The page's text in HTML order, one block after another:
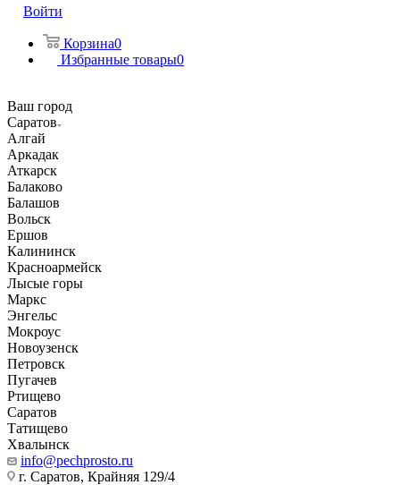
Войти
Корзина0
Избранные товары0
Ваш город
Саратов
Алгай
Аркадак
Аткарск
Балаково
Балашов
Вольск
Ершов
Калининск
Красноармейск
Лысые горы
Маркс
Энгельс
Мокроус
Новоузенск
Петровск
Пугачев
Ртищево
Саратов
Татищево
Хвалынск
info@pechprosto.ru
г. Саратов, Крайняя 129/4